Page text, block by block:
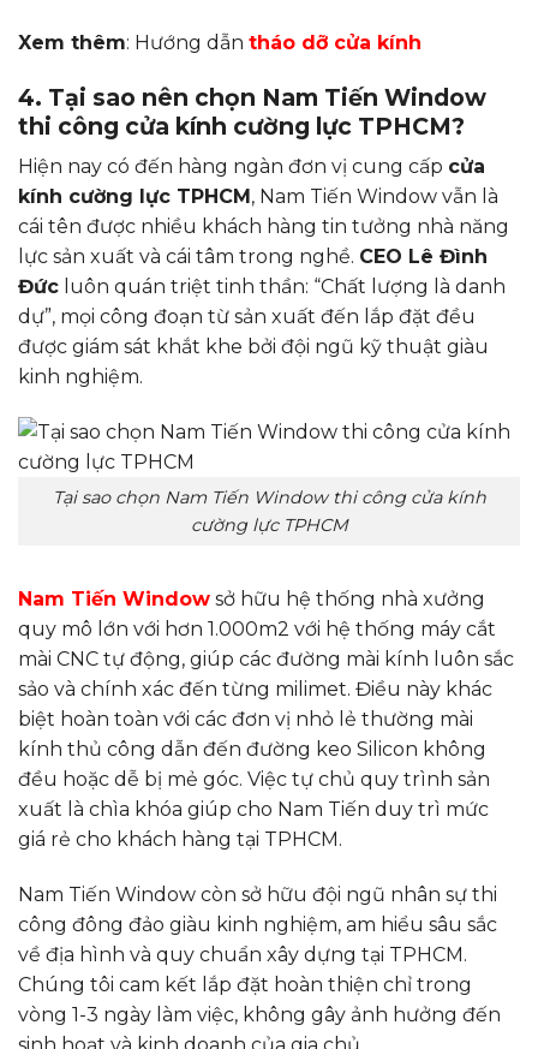
Xem thêm: Hướng dẫn tháo dỡ cửa kính
4. Tại sao nên chọn Nam Tiến Window
thi công cửa kính cường lực TPHCM?
Hiện nay có đến hàng ngàn đơn vị cung cấp cửa
kính cường lực TPHCM, Nam Tiến Window vẫn là
cái tên được nhiều khách hàng tin tưởng nhà năng
lực sản xuất và cái tâm trong nghề. CEO Lê Đình
Đức luôn quán triệt tinh thần: “Chất lượng là danh
dự”, mọi công đoạn từ sản xuất đến lắp đặt đều
được giám sát khắt khe bởi đội ngũ kỹ thuật giàu
kinh nghiệm.
Tại sao chọn Nam Tiến Window thi công cửa kính
cường lực TPHCM
Nam Tiến Window sở hữu hệ thống nhà xưởng
quy mô lớn với hơn 1.000m2 với hệ thống máy cắt
mài CNC tự động, giúp các đường mài kính luôn sắc
sảo và chính xác đến từng milimet. Điều này khác
biệt hoàn toàn với các đơn vị nhỏ lẻ thường mài
kính thủ công dẫn đến đường keo Silicon không
đều hoặc dễ bị mẻ góc. Việc tự chủ quy trình sản
xuất là chìa khóa giúp cho Nam Tiến duy trì mức
giá rẻ cho khách hàng tại TPHCM.
Nam Tiến Window còn sở hữu đội ngũ nhân sự thi
công đông đảo giàu kinh nghiệm, am hiểu sâu sắc
về địa hình và quy chuẩn xây dựng tại TPHCM.
Chúng tôi cam kết lắp đặt hoàn thiện chỉ trong
vòng 1-3 ngày làm việc, không gây ảnh hưởng đến